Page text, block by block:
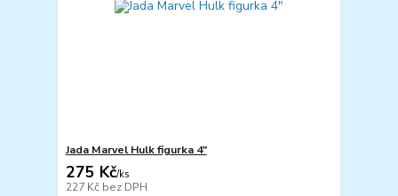
Jada Marvel Hulk figurka 4"
275 Kč/ks
227 Kč bez DPH